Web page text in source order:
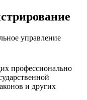
управление
профессионально
и других